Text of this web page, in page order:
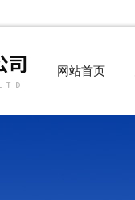
网站首页